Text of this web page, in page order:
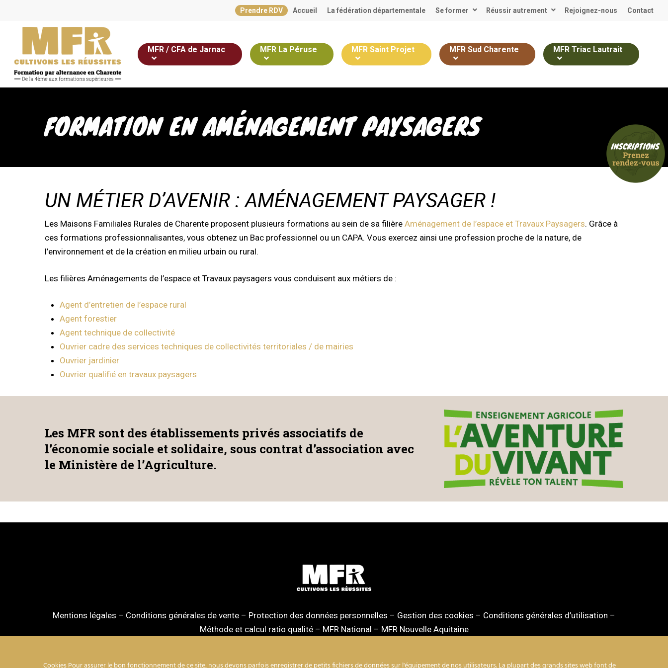
Prendre RDV Accueil La fédération départementale Se former Réussir autrement Rejoignez-nous Contact
MFR / CFA de Jarnac MFR La Péruse MFR Saint Projet MFR Sud Charente MFR Triac Lautrait
FORMATION EN AMÉNAGEMENT PAYSAGERS
UN MÉTIER D’AVENIR : AMÉNAGEMENT PAYSAGER !
Les Maisons Familiales Rurales de Charente proposent plusieurs formations au sein de sa filière Aménagement de l’espace et Travaux Paysagers. Grâce à
ces formations professionnalisantes, vous obtenez un Bac professionnel ou un CAPA. Vous exercez ainsi une profession proche de la nature, de
l’environnement et de la création en milieu urbain ou rural.
Les filières Aménagements de l’espace et Travaux paysagers vous conduisent aux métiers de :
Agent d’entretien de l’espace rural
Agent forestier
Agent technique de collectivité
Ouvrier cadre des services techniques de collectivités territoriales / de mairies
Ouvrier jardinier
Ouvrier qualifié en travaux paysagers
Les MFR sont des établissements privés associatifs de
l’économie sociale et solidaire, sous contrat d’association avec
le Ministère de l’Agriculture.
Mentions légales – Conditions générales de vente – Protection des données personnelles – Gestion des cookies – Conditions générales d’utilisation –
Méthode et calcul ratio qualité– MFR National – MFR Nouvelle Aquitaine